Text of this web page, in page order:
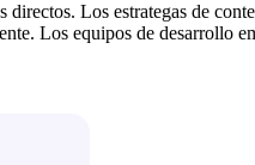
Los estrategas de
Los equipos de desarrollo